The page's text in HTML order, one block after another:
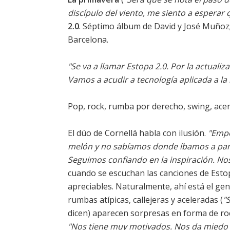
discípulo del viento, me siento a esperar
2.0. Séptimo álbum de David y José
Barcelona.
"Se va a llamar Estopa 2.0. Por la
Vamos a acudir a tecnología aplicada a
Pop, rock, rumba por derecho, swing,
El dúo de Cornellá habla con ilusión.
melón y no sabíamos donde íbamos a
Seguimos confiando en la inspiración.
cuando se escuchan las canciones de
apreciables. Naturalmente, ahí está el
rumbas atípicas, callejeras y aceleradas (
dicen) aparecen sorpresas en forma de
"Nos tiene muy motivados. Nos da